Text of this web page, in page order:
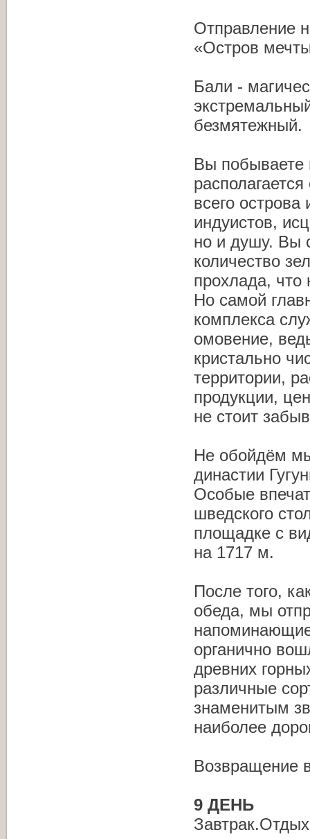
Отправление
«Остров
Бали -
безмятежный.
Вы побываете
всего
индуистов,
но и душу. Вы
количество
прохлада, что
Но самой
комплекса
омовение,
кристально
территории,
продукции,
не стоит
Не обойдём
династии
Особые
шведского
площадке c
на 1717 м.
После того,
обеда, мы
напоминающие
органично
древних
различные
знаменитым
наиболее
Возвращение
9 ДЕНЬ